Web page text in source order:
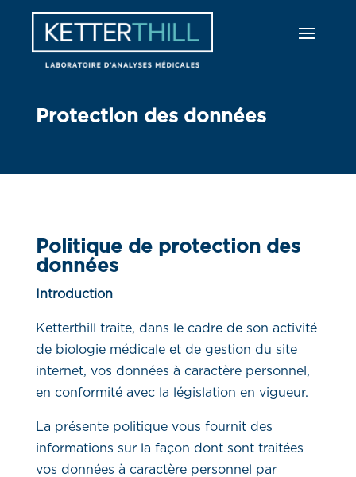
Protection des données
Politique de protection des
données
Introduction
Ketterthill traite, dans le cadre de son activité
de biologie médicale et de gestion du site
internet, vos données à caractère personnel,
en conformité avec la législation en vigueur.
La présente politique vous fournit des
informations sur la façon dont sont traitées
vos données à caractère personnel par